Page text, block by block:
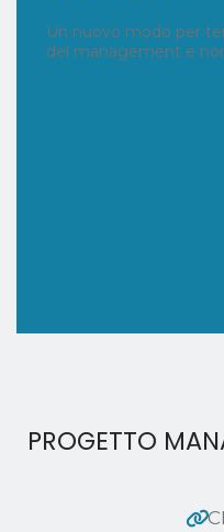
Un nuovo modo per
del management e
PROGETTO